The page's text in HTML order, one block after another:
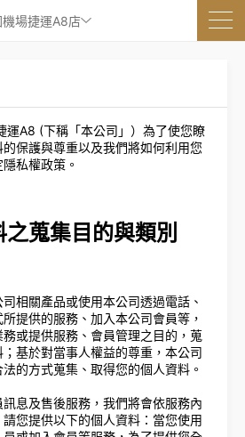
機場捷運A8店
運A8 (下稱「本公司」）為了使您瞭
保護與尊重以及我們將如何利用您
私權政策。
蒐集目的與類別
相關產品或使用本公司透過電話、
提供的服務、加入本公司會員等，
或提供服務、會員管理之目的，蒐
基於對當事人權益的尊重，本公司
的方式蒐集、取得您的個人資料。
息及售後服務，我們將會依服務內
您提供以下的個人資料：當您使用